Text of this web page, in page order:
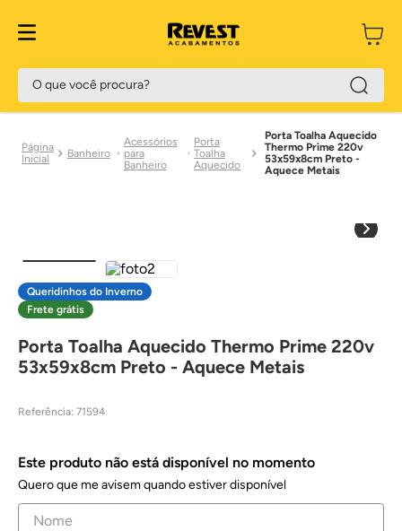
O que você procura?
Banheiro
Acessórios
para
Banheiro
Porta
Toalha
Aquecido
Porta Toalha Aquecido
Thermo Prime 220v
53x59x8cm Preto -
Aquece Metais
Queridinhos do Inverno
Frete grátis
Porta Toalha Aquecido Thermo Prime 220v
53x59x8cm Preto - Aquece Metais
Referência: 71594
Este produto não está disponível no momento
Quero que me avisem quando estiver disponível